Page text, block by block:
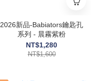
2026新品-Babiators鑰匙孔
系列 - 晨霧紫粉
NT$1,280
NT$1,600